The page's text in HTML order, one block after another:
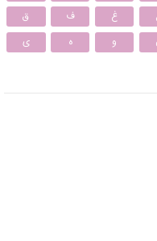
غ ف
ق
و ه ی